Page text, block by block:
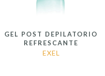
GEL POST DEPILATORIO
REFRESCANTE
EXEL